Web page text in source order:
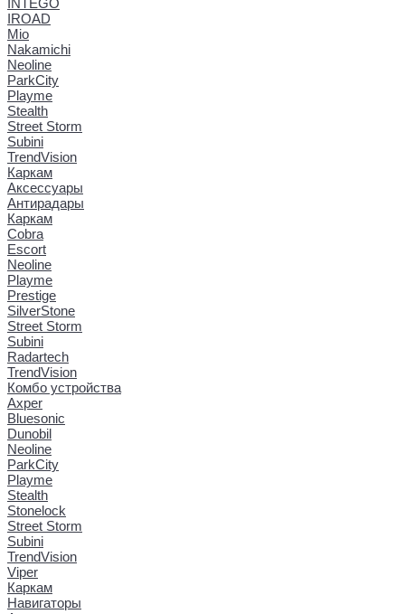
IROAD
Mio
Nakamichi
Neoline
ParkCity
Playme
Stealth
Street Storm
Subini
TrendVision
Каркам
Аксессуары
Антирадары
Каркам
Cobra
Escort
Neoline
Playme
Prestige
SilverStone
Street Storm
Subini
Radartech
TrendVision
Комбо устройства
Axper
Bluesonic
Dunobil
Neoline
ParkCity
Playme
Stealth
Stonelock
Street Storm
Subini
TrendVision
Viper
Каркам
Навигаторы